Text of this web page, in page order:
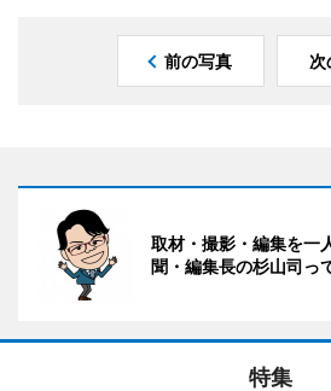
前の写真 次
取材・撮影・編集を一
聞・編集長の杉山司っ
特集